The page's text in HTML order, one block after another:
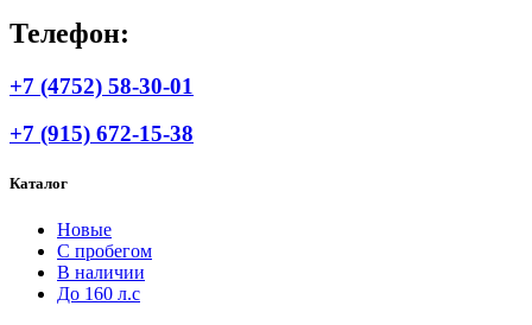
Телефон:
+7 (4752) 58-30-01
+7 (915) 672-15-38
Каталог
Новые
С пробегом
В наличии
До 160 л.с